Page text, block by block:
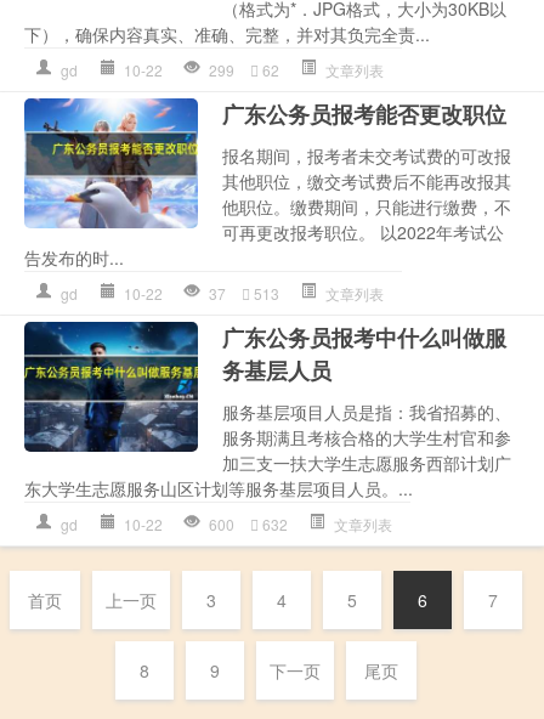
（格式为*．JPG格式，大小为30KB以
下），确保内容真实、准确、完整，并对其负完全责...
gd 10-22 299 62 文章列表
广东公务员报考能否更改职位
报名期间，报考者未交考试费的可改报
其他职位，缴交考试费后不能再改报其
他职位。缴费期间，只能进行缴费，不
可再更改报考职位。 以2022年考试公
告发布的时...
gd 10-22 37 513 文章列表
广东公务员报考中什么叫做服
务基层人员
服务基层项目人员是指：我省招募的、
服务期满且考核合格的大学生村官和参
加三支一扶大学生志愿服务西部计划广
东大学生志愿服务山区计划等服务基层项目人员。...
gd 10-22 600 632 文章列表
首页 上一页 3 4 5 6 7
8 9 下一页 尾页